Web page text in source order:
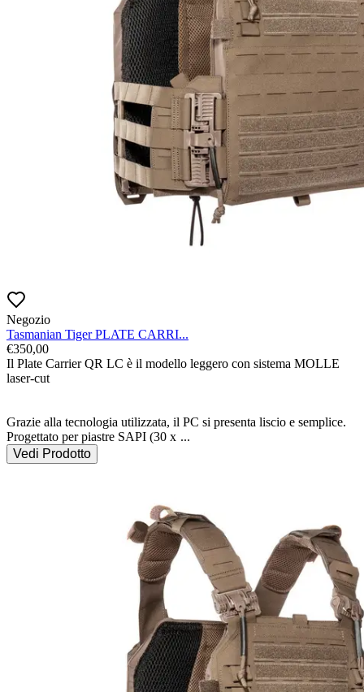
Negozio
Tasmanian Tiger PLATE CARRI...
€350,00
Il Plate Carrier QR LC è il modello leggero con sistema MOLLE
laser-cut
Grazie alla tecnologia utilizzata, il PC si presenta liscio e semplice.
Progettato per piastre SAPI (30 x ...
Vedi Prodotto